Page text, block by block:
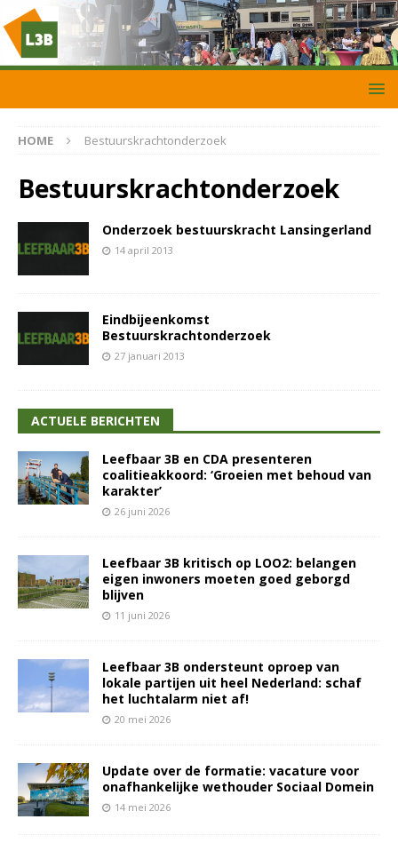
HOME Bestuurskrachtonderzoek
Bestuurskrachtonderzoek
Onderzoek bestuurskracht Lansingerland
14 april 2013
Eindbijeenkomst
Bestuurskrachtonderzoek
27 januari 2013
ACTUELE BERICHTEN
Leefbaar 3B en CDA presenteren
coalitieakkoord: ‘Groeien met behoud van
karakter’
26 juni 2026
Leefbaar 3B kritisch op LOO2: belangen
eigen inwoners moeten goed geborgd
blijven
11 juni 2026
Leefbaar 3B ondersteunt oproep van
lokale partijen uit heel Nederland: schaf
het luchtalarm niet af!
20 mei 2026
Update over de formatie: vacature voor
onafhankelijke wethouder Sociaal Domein
14 mei 2026